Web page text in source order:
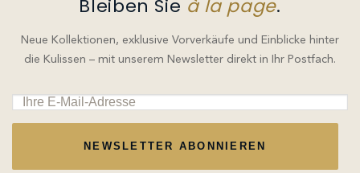
Bleiben Sie à la page.
Neue Kollektionen, exklusive Vorverkäufe und Einblicke hinter
die Kulissen – mit unserem Newsletter direkt in Ihr Postfach.
NEWSLETTER ABONNIEREN